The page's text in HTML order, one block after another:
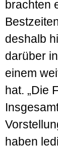
brachten
deshalb
darüber
einem
hat. „Die
haben